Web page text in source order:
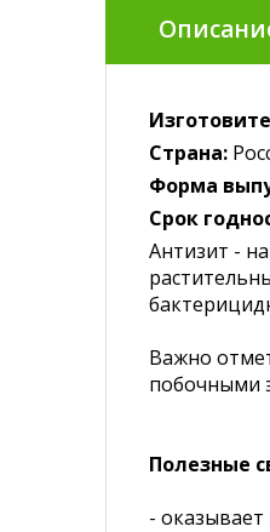
Страна:
Форма
Срок
Антизит -
Важно
побочными
Полезные
-